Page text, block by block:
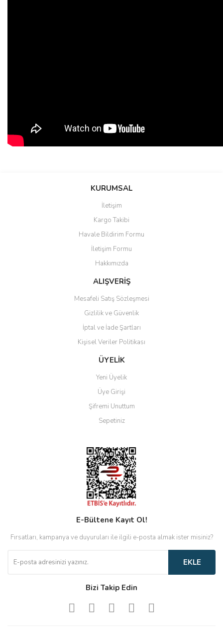
Bu ürüne ilk yorumu siz yapın!
Ürün resmi kalitesiz, bozuk veya görüntülenemiyor.
Ürün açıklamasında eksik bilgiler bulunuyor.
Ürün bilgilerinde hatalar bulunuyor.
Ürün fiyatı diğer sitelerden daha pahalı.
Bu ürüne benzer farklı alternatifler olmalı.
Gönder
KURUMSAL
İletişim
Kargo Takibi
Havale Bildirim Formu
İletişim Formu
Hakkımızda
ALIŞVERİŞ
Mesafeli Satış Sözleşmesi
Gizlilik ve Güvenlik
İptal ve İade Şartları
Kişisel Veriler Politikası
ÜYELİK
Yeni Üyelik
Üye Girişi
Şifremi Unuttum
Sepetiniz
E-Bültene Kayıt Ol!
Fırsatları, kampanya ve duyuruları ile ilgili e-posta almak ister misiniz?
EKLE
Bizi Takip Edin